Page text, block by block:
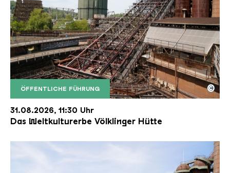
ÖFFENTLICHE FÜHRUNG
Der Erzschrägaufzug der Völklinger Hütte mit
Copyright: Weltkulturerbe Völklinger Hütte | Karl
©
31.08.2026, 11:30 Uhr
Das Weltkulturerbe Völklinger Hütte